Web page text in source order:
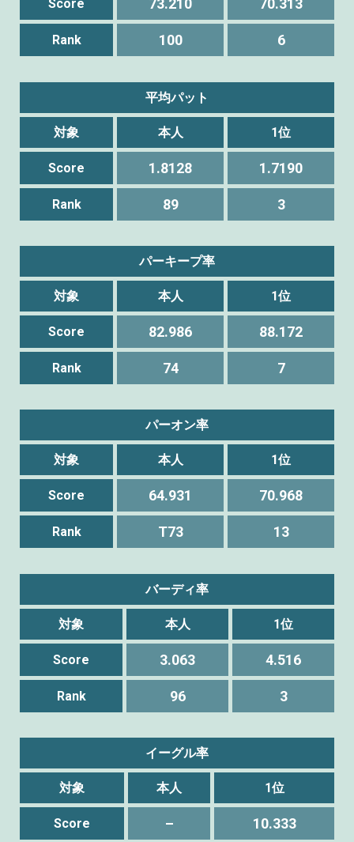
Score 73.210 70.313
Rank 100 6
平均パット
対象 本人 1位
Score 1.8128 1.7190
Rank 89 3
パーキープ率
対象 本人 1位
Score 82.986 88.172
Rank 74 7
パーオン率
対象 本人 1位
Score 64.931 70.968
Rank T73 13
バーディ率
対象 本人 1位
Score 3.063 4.516
Rank 96 3
イーグル率
対象 本人 1位
Score – 10.333